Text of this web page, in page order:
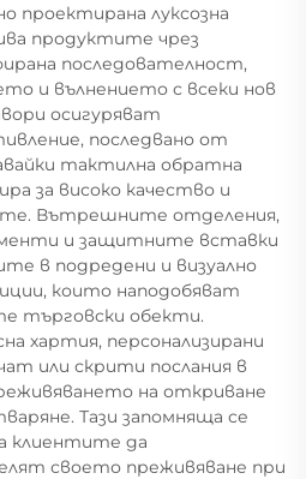
проектирана луксозна
продуктите чрез
последователност,
и вълнението с всеки нов
осигуряват
последвано от
тактилна обратна
за високо качество и
Вътрешните отделения,
и защитните вставки
в подредени и визуално
които наподобяват
търговски обекти.
хартия, персонализирани
или скрити послания в
на откриване
Тази запомняща се
клиентите да
своето преживяване при